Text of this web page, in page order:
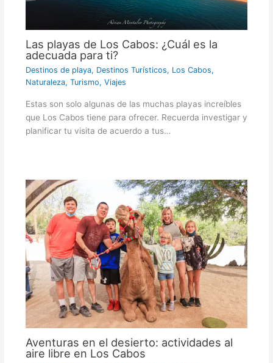
Las playas de Los Cabos: ¿Cuál es la
adecuada para ti?
Destinos de playa, Destinos Turísticos, Los Cabos,
Naturaleza, Turismo, Viajes
Estas son solo algunas de las muchas playas increíbles
que Los Cabos tiene para ofrecer. Recuerda investigar y
planificar tu visita de acuerdo a tus…
Aventuras en el desierto: actividades al
aire libre en Los Cabos